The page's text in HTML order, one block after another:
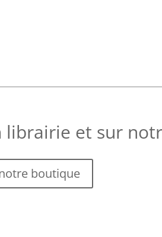
et sur
boutique